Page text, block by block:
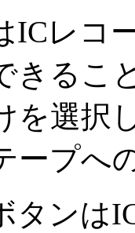
レコ
きるこ
を選択
ープへ
ンは